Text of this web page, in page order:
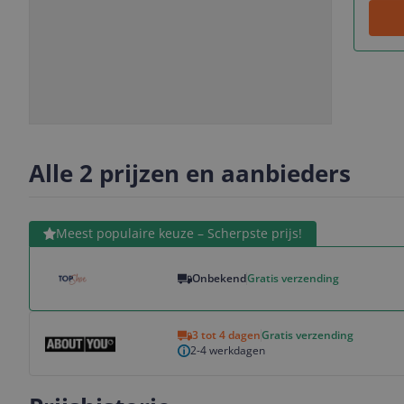
Alle 2 prijzen en aanbieders
Meest populaire keuze – Scherpste prijs!
OnbekendGratis verzending
Bekijk product
3 tot 4 dagenGratis verzending
2-4 werkdagen